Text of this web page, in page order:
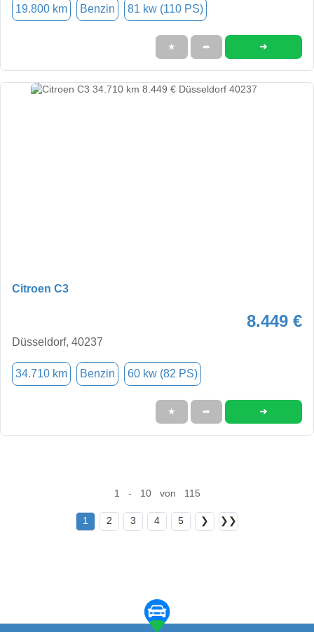
19.800 km Benzin 81 kw (110 PS)
★ ➦ ➜
Citroen C3
8.449 €
Düsseldorf, 40237
34.710 km Benzin 60 kw (82 PS)
★ ➦ ➜
1 - 10 von 115
1 2 3 4 5 ❯ ❯❯